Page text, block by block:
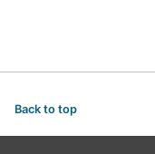
Back to top